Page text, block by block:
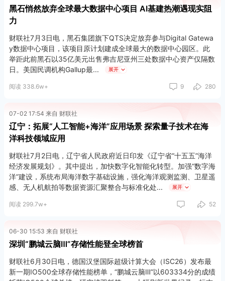
据了解，数据产权登记是登记机构对数据的描述、来源、权利内容
等进行审查，记载数据权利归属等信息，并出具登记凭证的行为，
将有助于促进数据价值释放，加快开放共享安全的全国一体化数据
市场建设，为深入推进数字中国建设夯实制度根基。
黑石悄然放弃全球最大数据中心项目 AI基建热潮遇现实阻
力
财联社7月3日电，黑石集团旗下QTS决定放弃参与Digital Gatewa
y数据中心项目，该项目原计划建成全球最大的数据中心园区。此
举距此前黑石以35亿美元出售弗吉尼亚州三处数据中心资产仅隔数
日。美国民调机构Gallup最
展开
阅读 338.6w+ 9 280
07-02 17:54 来自 财联社
辽宁：拓展“人工智能+海洋”应用场景 探索量子技术在海
洋科技领域应用
财联社7月2日电，辽宁省人民政府近日印发《辽宁省“十五五”海洋
经济发展规划》。其中提出，加快数字化智能化转型。加强“数字海
洋”建设，系统布局海洋数字基础设施，强化海洋观测监测、卫星遥
感、无人机航拍等数据资源汇聚整合与标准化处
展开
阅读 299.7w+ 52
06-30 15:53 来自 财联社
深圳“鹏城云脑Ⅲ”存储性能登全球榜首
财联社6月30日电，德国汉堡国际超级计算大会（ISC26）发布最
新一期IO500全球存储性能榜单，“鹏城云脑Ⅲ”以603334分的成绩